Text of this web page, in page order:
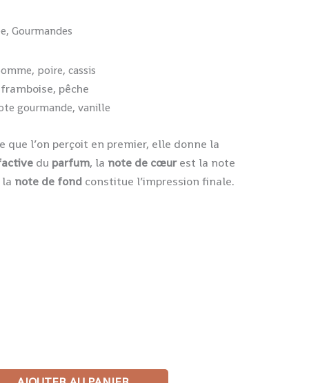
Gourmandes
poire, cassis
pêche
gourmande, vanille
l’on perçoit en premier, elle donne la
du parfum, la note de cœurest la note
note de fond constitue l’impression finale.